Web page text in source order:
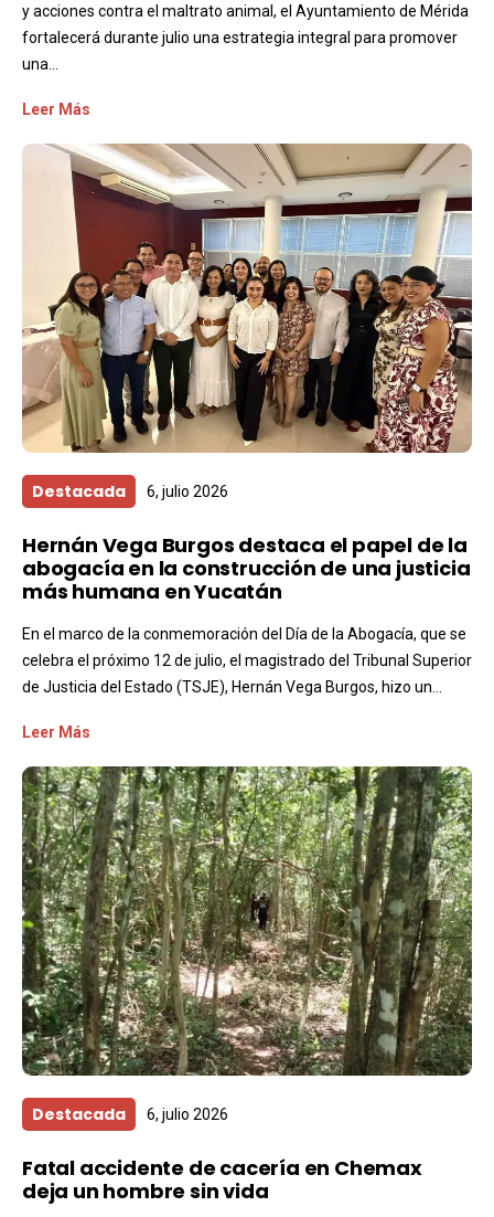
y acciones contra el maltrato animal, el Ayuntamiento de Mérida
fortalecerá durante julio una estrategia integral para promover
una...
Leer Más
Destacada 6, julio 2026
Hernán Vega Burgos destaca el papel de la
abogacía en la construcción de una justicia
más humana en Yucatán
En el marco de la conmemoración del Día de la Abogacía, que se
celebra el próximo 12 de julio, el magistrado del Tribunal Superior
de Justicia del Estado (TSJE), Hernán Vega Burgos, hizo un...
Leer Más
Destacada 6, julio 2026
Fatal accidente de cacería en Chemax
deja un hombre sin vida